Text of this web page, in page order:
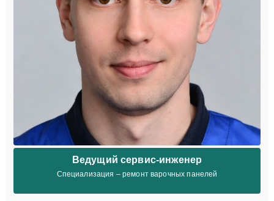
Ведущий сервис-инженер
Специализация – ремонт варочных панелей